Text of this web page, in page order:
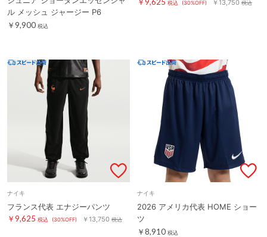
ル メッシュ ジャージー P6
￥9,900 税込
税込 (30%OFF) ￥13,750 税込
ナイキ
フランス代表 エナジーパンツ
￥9,625 税込 (30%OFF) ￥13,750 税込
ナイキ
2026 アメリカ代表 HOME ショー
ツ
￥8,910 税込